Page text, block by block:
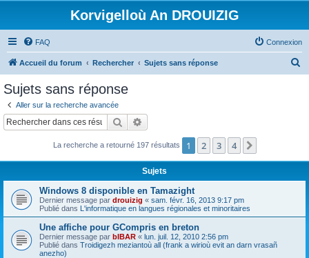
Korvigelloù An DROUIZIG
FAQ Connexion
Accueil du forum Rechercher Sujets sans réponse
c
Sujets sans réponse
Aller sur la recherche avancée
Rechercher
La recherche a retourné 197 résultats 1 2 3 4
Sujets
Windows 8 disponible en Tamazight
Dernier message par drouizig « sam. févr. 16, 2013 9:17 pm
Publié dans L'informatique en langues régionales et minoritaires
Une affiche pour GCompris en breton
Dernier message par bIBAR « lun. juil. 12, 2010 2:56 pm
Publié dans Troidigezh meziantoù all (frank a wirioù evit an darn vrasañ
anezho)